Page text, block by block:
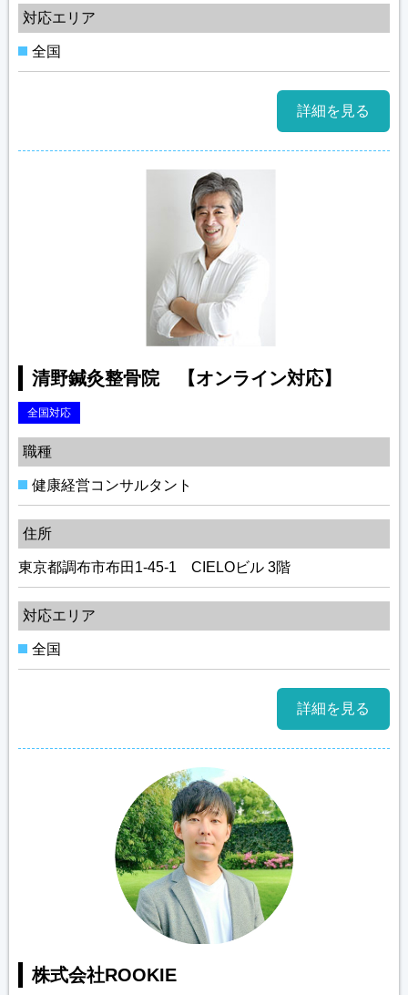
対応エリア
全国
詳細を見る
清野鍼灸整骨院 【オンライン対応】
全国対応
職種
健康経営コンサルタント
住所
東京都調布市布田1-45-1 CIELOビル 3階
対応エリア
全国
詳細を見る
株式会社ROOKIE